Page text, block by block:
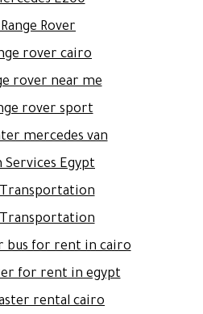
Rover
rover cairo
rover near me
rover sport
mercedes van
Services Egypt
bus for rent in cairo
for rent in egypt
rental cairo